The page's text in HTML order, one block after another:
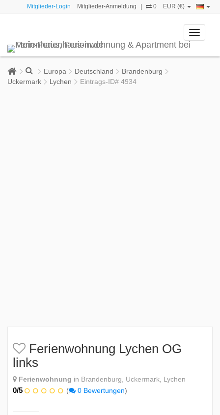
Mitglieder-Login Mitglieder-Anmeldung 0 EUR (€)
Toggle
Europa Deutschland
Brandenburg
Uckermark
Lychen Eintrags-ID# 4934
Ferienwohnung Lychen OG
links
Ferienwohnung in Brandenburg, Uckermark, Lychen
0/5 ( 0 Bewertungen)